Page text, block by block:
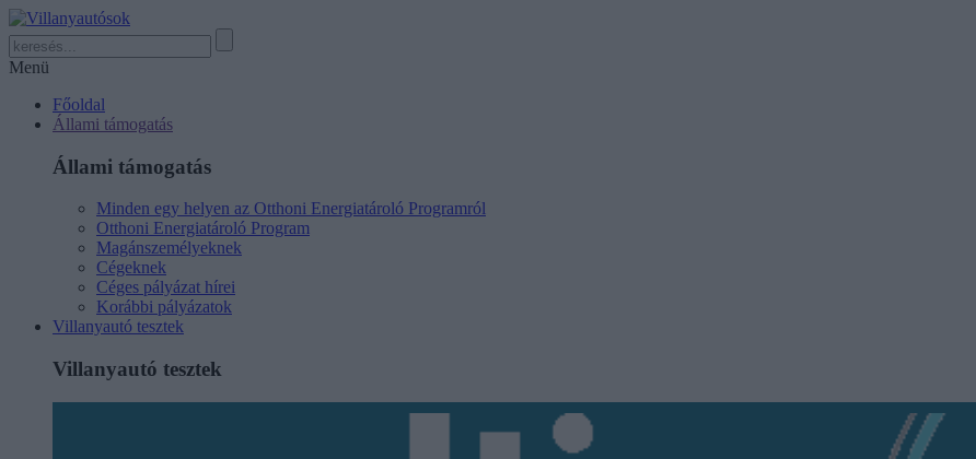
Menü
Főoldal
Állami támogatás
Állami támogatás
Minden egy helyen az Otthoni Energiatároló Programról
Otthoni Energiatároló Program
Magánszemélyeknek
Cégeknek
Céges pályázat hírei
Korábbi pályázatok
Villanyautó tesztek
Villanyautó tesztek